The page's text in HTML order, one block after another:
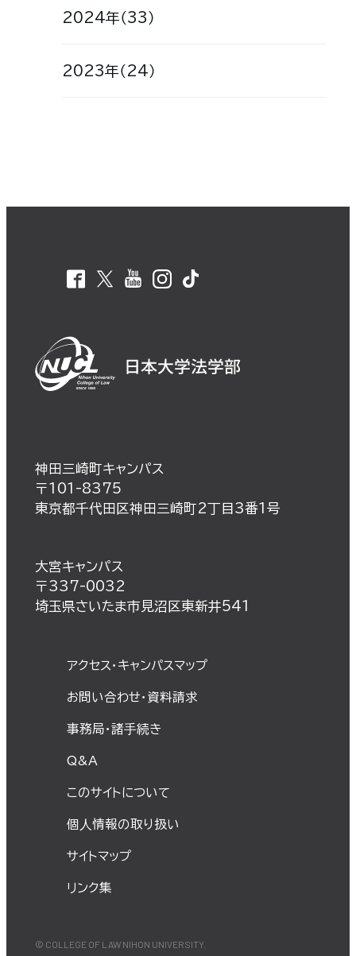
2024年（33）
2023年（24）
神田三崎町キャンパス
〒101-8375
東京都千代田区神田三崎町2丁目3番1号
大宮キャンパス
〒337-0032
埼玉県さいたま市見沼区東新井541
アクセス・キャンパスマップ
お問い合わせ・資料請求
事務局・諸⼿続き
Q&A
このサイトについて
個⼈情報の取り扱い
サイトマップ
リンク集
© COLLEGE OF LAW NIHON UNIVERSITY.